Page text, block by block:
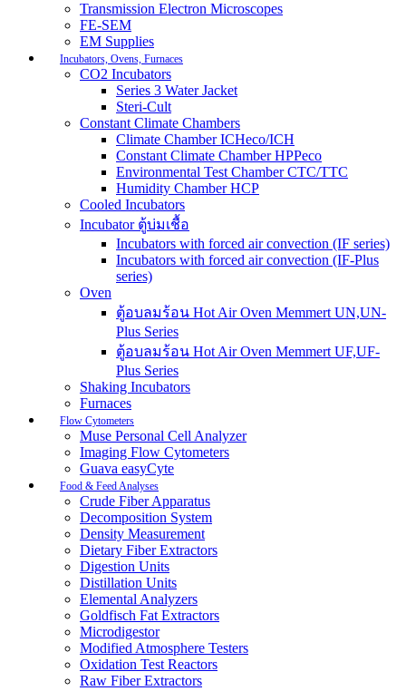
Transmission Electron Microscopes
FE-SEM
EM Supplies
Incubators, Ovens, Furnaces
CO2 Incubators
Series 3 Water Jacket
Steri-Cult
Constant Climate Chambers
Climate Chamber ICHeco/ICH
Constant Climate Chamber HPPeco
Environmental Test Chamber CTC/TTC
Humidity Chamber HCP
Cooled Incubators
Incubator ตู้บ่มเชื้อ
Incubators with forced air convection (IF series)
Incubators with forced air convection (IF-Plus
series)
Oven
ตู้อบลมร้อน Hot Air Oven Memmert UN,UN-
Plus Series
ตู้อบลมร้อน Hot Air Oven Memmert UF,UF-
Plus Series
Shaking Incubators
Furnaces
Flow Cytometers
Muse Personal Cell Analyzer
Imaging Flow Cytometers
Guava easyCyte
Food & Feed Analyses
Crude Fiber Apparatus
Decomposition System
Density Measurement
Dietary Fiber Extractors
Digestion Units
Distillation Units
Elemental Analyzers
Goldfisch Fat Extractors
Microdigestor
Modified Atmosphere Testers
Oxidation Test Reactors
Raw Fiber Extractors